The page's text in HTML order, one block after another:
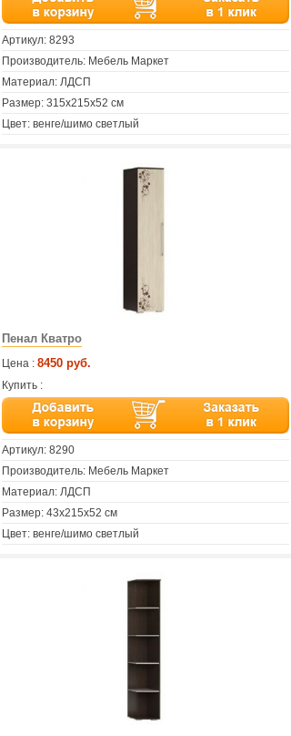
Артикул: 8293
Производитель: Мебель Маркет
Материал: ЛДСП
Размер: 315х215х52 см
Цвет: венге/шимо светлый
Пенал Кватро
Цена : 8450 руб.
Купить :
Артикул: 8290
Производитель: Мебель Маркет
Материал: ЛДСП
Размер: 43х215х52 см
Цвет: венге/шимо светлый